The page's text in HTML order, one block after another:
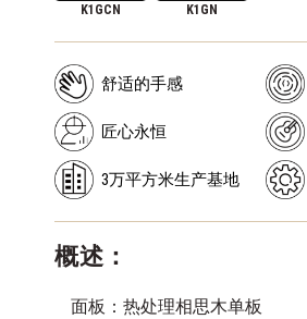
K1GCN K1GN
舒适的手感
匠心永恒
3万平方米生产基地
概述：
面板：热处理相思木单板